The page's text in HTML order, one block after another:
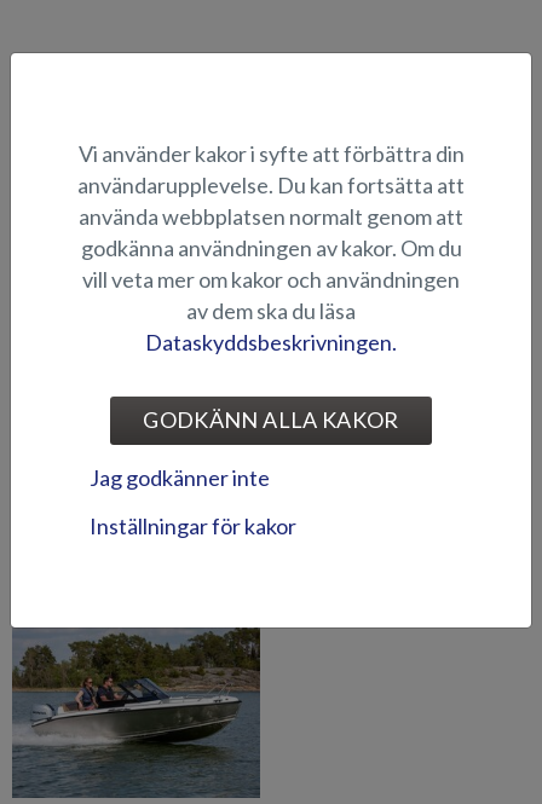
AluFibre-båtar | Y-range
Silver Beaver BR -båtpaket Silver Hawk BR -båtpaket
Vi använder kakor i syfte att förbättra din
användarupplevelse. Du kan fortsätta att
använda webbplatsen normalt genom att
godkänna användningen av kakor. Om du
vill veta mer om kakor och användningen
av dem ska du läsa
Dataskyddsbeskrivningen.
GODKÄNN ALLA KAKOR
Jag godkänner inte
Inställningar för kakor